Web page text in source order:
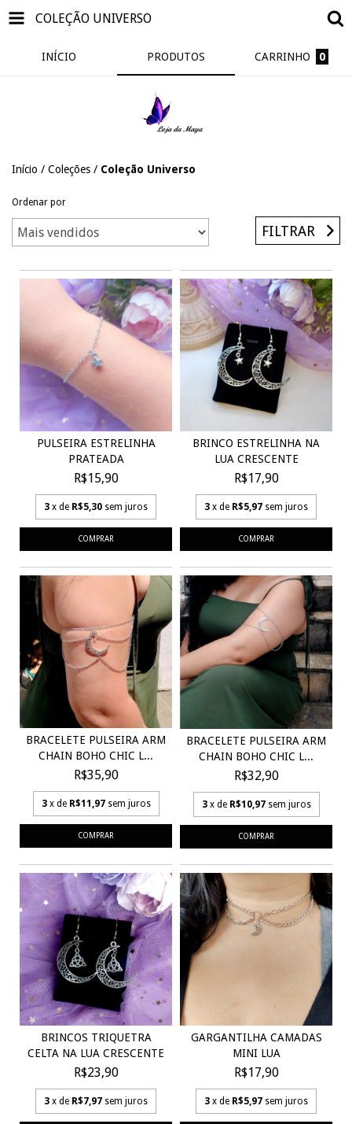
COLEÇÃO UNIVERSO
INÍCIO PRODUTOS CARRINHO 0
Início / Coleções / Coleção Universo
Ordenar por
FILTRAR
PULSEIRA ESTRELINHA
PRATEADA
R$15,90
3 x de R$5,30 sem juros
BRINCO ESTRELINHA NA
LUA CRESCENTE
R$17,90
3 x de R$5,97 sem juros
BRACELETE PULSEIRA ARM
CHAIN BOHO CHIC L...
R$35,90
3 x de R$11,97 sem juros
BRACELETE PULSEIRA ARM
CHAIN BOHO CHIC L...
R$32,90
3 x de R$10,97 sem juros
BRINCOS TRIQUETRA
CELTA NA LUA CRESCENTE
R$23,90
3 x de R$7,97 sem juros
GARGANTILHA CAMADAS
MINI LUA
R$17,90
3 x de R$5,97 sem juros